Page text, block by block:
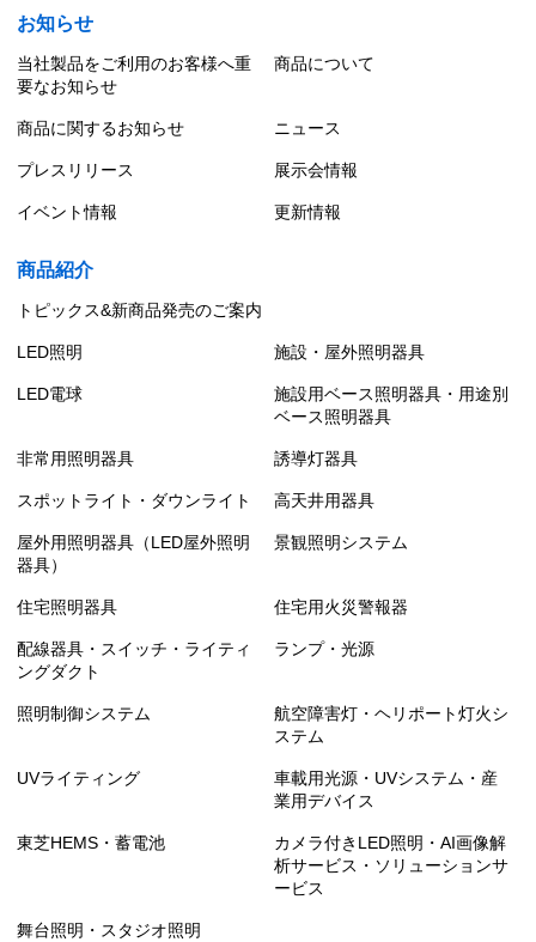
TENQOOシリーズ 黒板灯
TENQOOシリーズ ウォールウォッシャー
TENQOOシリーズ ハイパワー器具
TENQOOシリーズ HACCP・クリーンルーム兼用形
TENQOOシリーズ HACCP対応器具
TENQOOシリーズ クリーンルーム向け器具
TENQOOシリーズ イエロー光 LEDバー
TENQOOシリーズ 冷凍倉庫用
TENQOOシリーズ 耐食耐酸器具
TENQOOシリーズ 高温用
TENQOOシリーズ 防湿・防雨器具
お知らせ
当社製品をご利用のお客様へ重
要なお知らせ
商品について
商品に関するお知らせ ニュース
プレスリリース 展示会情報
イベント情報 更新情報
商品紹介
トピックス&新商品発売のご案内
LED照明 施設・屋外照明器具
LED電球
施設用ベース照明器具・用途別
ベース照明器具
非常用照明器具 誘導灯器具
スポットライト・ダウンライト 高天井用器具
屋外用照明器具（LED屋外照明
器具）
景観照明システム
住宅照明器具 住宅用火災警報器
配線器具・スイッチ・ライティ
ングダクト
ランプ・光源
照明制御システム
航空障害灯・ヘリポート灯火シ
ステム
UVライティング
車載用光源・UVシステム・産
業用デバイス
東芝HEMS・蓄電池
カメラ付きLED照明・AI画像解
析サービス・ソリューションサ
ービス
舞台照明・スタジオ照明